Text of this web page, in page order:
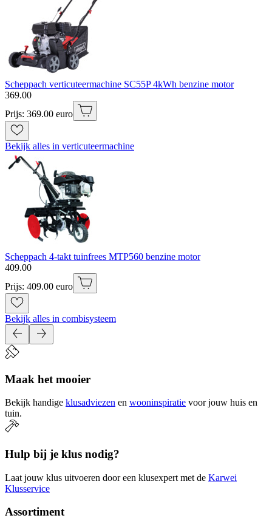
Scheppach verticuteermachine SC55P 4kWh benzine motor
369.00
Prijs: 369.00 euro
Bekijk alles in verticuteermachine
Scheppach 4-takt tuinfrees MTP560 benzine motor
409.00
Prijs: 409.00 euro
Bekijk alles in combisysteem
Maak het mooier
Bekijk handige klusadviezen en wooninspiratie voor jouw huis en
tuin.
Hulp bij je klus nodig?
Laat jouw klus uitvoeren door een klusexpert met de Karwei
Klusservice
Assortiment